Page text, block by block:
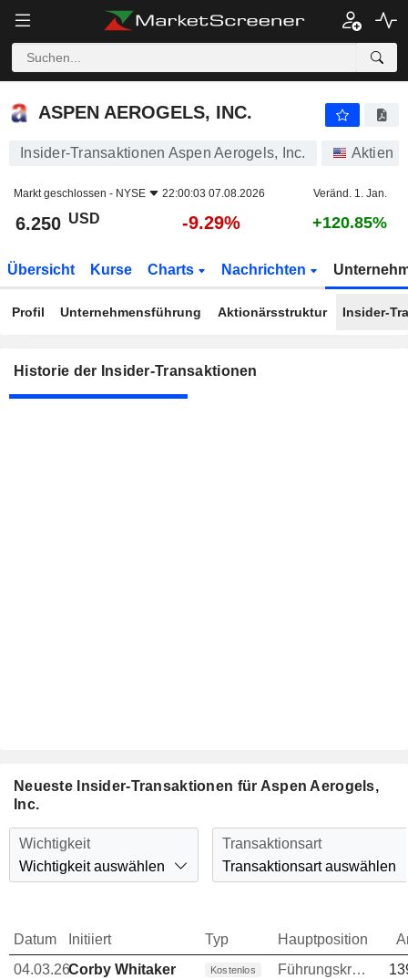
ASPEN AEROGELS, INC.
ASPEN AEROGELS, INC.
Insider-Transaktionen Aspen Aerogels, Inc. Aktien
Markt geschlossen - NYSE 22:00:03 07.08.2026 Veränd. 1. Jan.
6.250 USD -9.29% +120.85%
Übersicht Kurse Charts Nachrichten
Profil Unternehmensführung Aktionärsstruktur Insider-
Historie der Insider-Transaktionen
Neueste Insider-Transaktionen für Aspen Aerogels,
Inc.
Wichtigkeit
Wichtigkeit auswählen
Transaktionsart
Transaktionsart auswählen
Datum Initiiert Typ Hauptposition
04.03.26Corby Whitaker Kostenlos Führungskraft / leitender Angestellter